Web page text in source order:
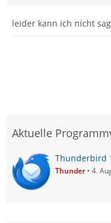
leider kann ich nicht
Aktuelle
Thunderbird
Thunder 4.